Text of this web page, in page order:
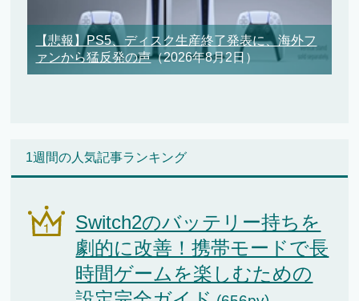
【悲報】PS5、ディスク生産終了発表に、海外フ
ァンから猛反発の声（2026年8月2日）
1週間の人気記事ランキング
Switch2のバッテリー持ちを
劇的に改善！携帯モードで長
時間ゲームを楽しむための